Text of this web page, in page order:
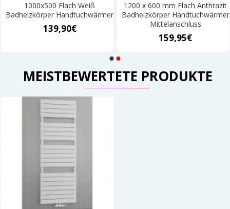
1000x500 Flach Weiß
Badheizkörper Handtuchwärmer
139,90€
1200 x 600 mm Flach Anthrazit
Badheizkörper Handtuchwärmer
Mittelanschluss
159,95€
MEISTBEWERTETE PRODUKTE